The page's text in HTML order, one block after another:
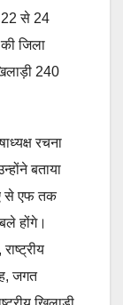
22 से 24
जिला
240
रचना
बताया
ए से एफ तक
होंगे।
जगत